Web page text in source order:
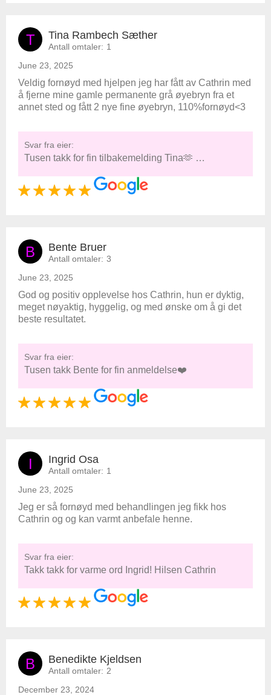
T Tina Rambech Sæther
Antall omtaler: 1
June 23, 2025
Veldig fornøyd med hjelpen jeg har fått av Cathrin med
å fjerne mine gamle permanente grå øyebryn fra et
annet sted og fått 2 nye fine øyebryn, 110%fornøyd<3
Svar fra eier:
Tusen takk for fin tilbakemelding Tina🫶 …
B Bente Bruer
Antall omtaler: 3
June 23, 2025
God og positiv opplevelse hos Cathrin, hun er dyktig,
meget nøyaktig, hyggelig, og med ønske om å gi det
beste resultatet.
Svar fra eier:
Tusen takk Bente for fin anmeldelse❤️
I Ingrid Osa
Antall omtaler: 1
June 23, 2025
Jeg er så fornøyd med behandlingen jeg fikk hos
Cathrin og og kan varmt anbefale henne.
Svar fra eier:
Takk takk for varme ord Ingrid! Hilsen Cathrin
B Benedikte Kjeldsen
Antall omtaler: 2
December 23, 2024